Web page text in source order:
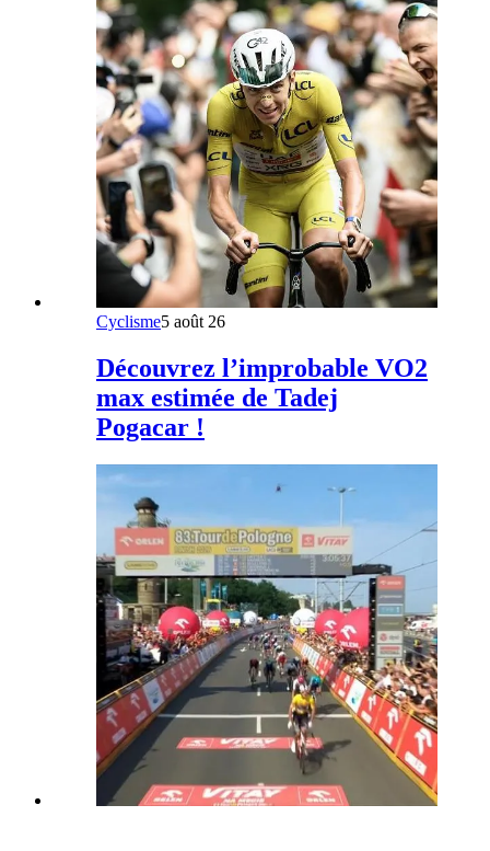
Cyclisme5 août 26
Découvrez l’improbable VO2
max estimée de Tadej
Pogacar !